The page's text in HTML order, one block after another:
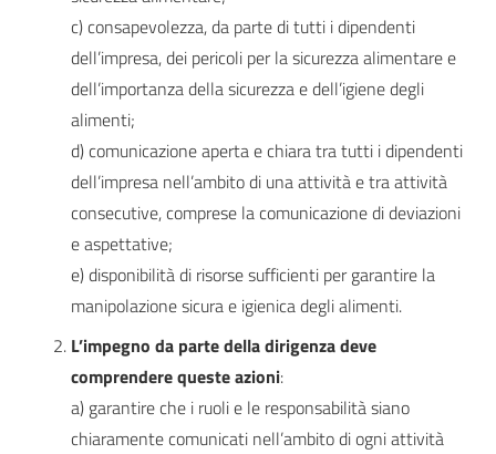
c) consapevolezza, da parte di tutti i dipendenti
dell’impresa, dei pericoli per la sicurezza alimentare e
dell’importanza della sicurezza e dell’igiene degli
alimenti;
d) comunicazione aperta e chiara tra tutti i dipendenti
dell’impresa nell’ambito di una attività e tra attività
consecutive, comprese la comunicazione di deviazioni
e aspettative;
e) disponibilità di risorse sufficienti per garantire la
manipolazione sicura e igienica degli alimenti.
L’impegno da parte della dirigenza deve
comprendere queste azioni:
a) garantire che i ruoli e le responsabilità siano
chiaramente comunicati nell’ambito di ogni attività